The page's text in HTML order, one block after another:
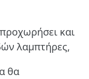
και
λαμπτήρες,
θα